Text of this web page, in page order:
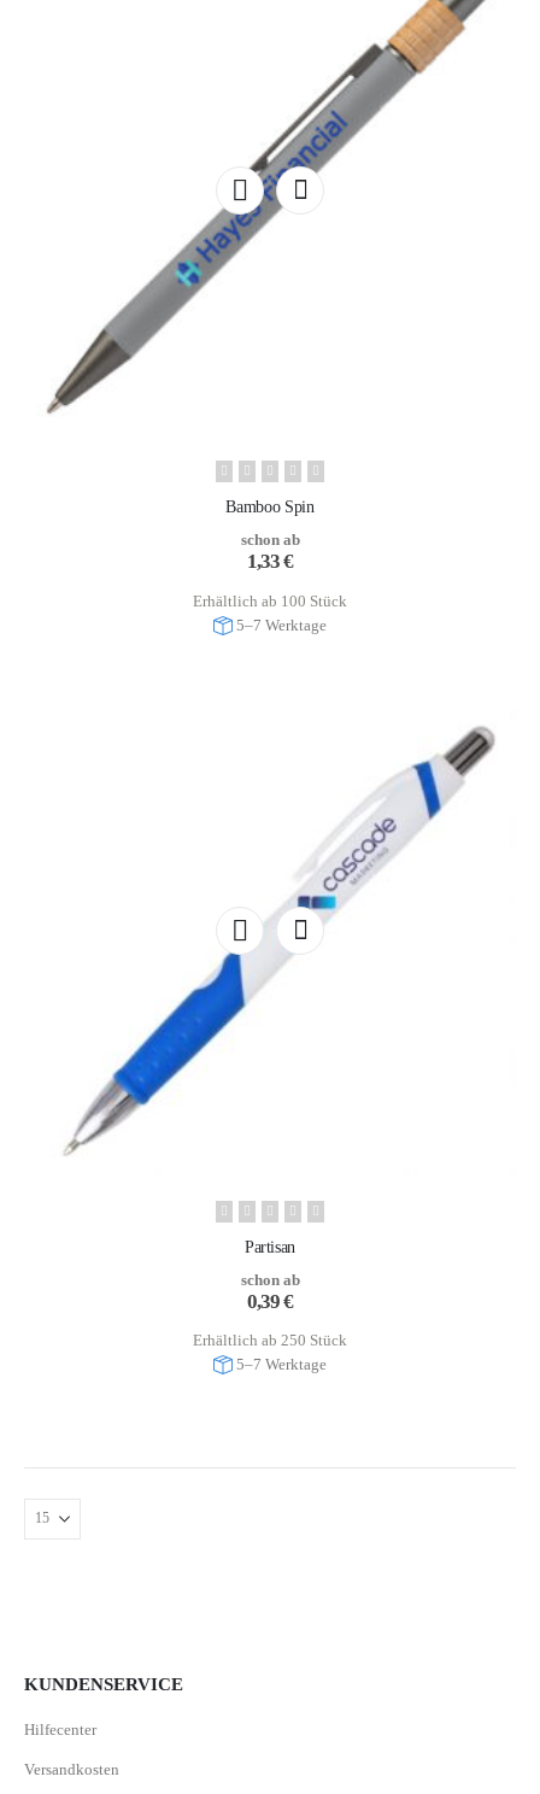
Bamboo Spin
schon ab
1,33€
Erhältlich ab 100 Stück
5–7 Werktage
Partisan
schon ab
0,39€
Erhältlich ab 250 Stück
5–7 Werktage
KUNDENSERVICE
Hilfecenter
Versandkosten